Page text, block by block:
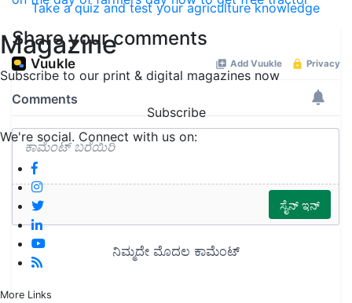
Take a quiz and test your agriculture knowledge
Magazine
Subscribe to our print & digital magazines now
Subscribe
We're social. Connect with us on:
More Links
Share your comments